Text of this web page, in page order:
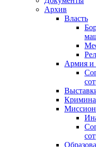
Архив
Власть
Армия и